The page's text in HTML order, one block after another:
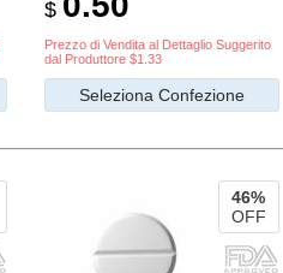
$
Prezzo di Vendita al Dettaglio Suggerito
dal Produttore $1.33
Seleziona Confezione
46%
OFF